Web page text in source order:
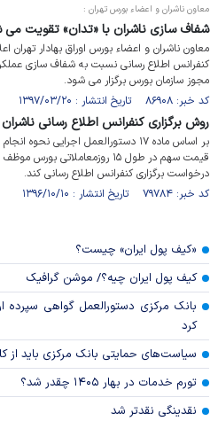
معاون ناشران و اعضاء بورس تهران :
شفاف سازی ناشران با «تدان» تقویت می
معاون ناشران و اعضاء بورس اوراق بهادار تهران
کنفرانس اطلاع رسانی نسبت به شفاف سازی
مجوز سازمان بورس برگزار می شود.
کد خبر: ۸۶۹۰۸ تاریخ انتشار : ۱۳۹۷/۰۳/۲۰
روش برگزاری کنفرانس اطلاع رسانی
قیمت سهم در طول ۱۵
درخواست برگزاری کنفرانس اطلاع رسانی کند.
کد خبر: ۷۹۷۸۴ تاریخ انتشار : ۱۳۹۶/۱۰/۱۰
«کیف پول ایران» چیست؟
کیف پول ایران چیه؟/ موشن گرافیک
بانک مرکزی دستورالعمل گواهی سپرده
کرد
سیاست‌های حمایتی بانک مرکزی باید از
تورم خدمات در بهار ۱۴۰۵ چقدر شد؟
نقدینگی نقدتر شد